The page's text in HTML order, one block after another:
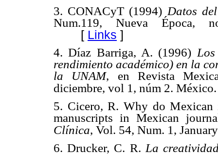
3. CONACyT (1994) Datos
Num.119, Nueva Época,
[ Links ]
4. Díaz Barriga, A. (1996)
rendimiento académico) en la
la UNAM, en Revista
diciembre, vol 1, núm 2. México.
5. Cicero, R. Why do Mexican
manuscripts in Mexican
Clínica, Vol. 54, Num. 1,
6. Drucker, C. R. La